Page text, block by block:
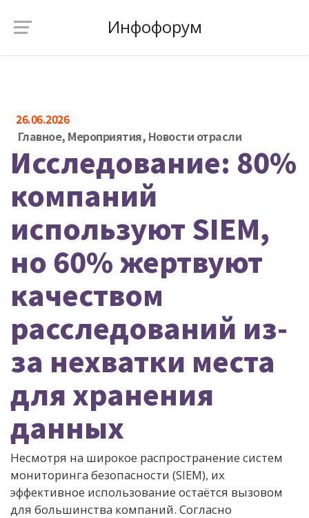
Инфофорум
26.06.2026
Главное, Мероприятия, Новости отрасли
Исследование: 80%
компаний
используют SIEM,
но 60% жертвуют
качеством
расследований из-
за нехватки места
для хранения
данных
Несмотря на широкое распространение систем
мониторинга безопасности (SIEM), их
эффективное использование остаётся вызовом
для большинства компаний. Согласно